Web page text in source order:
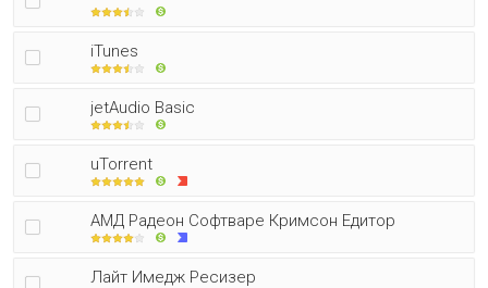
iTunes
jetAudio Basic
uTorrent
АМД Радеон Софтваре Кримсон Едитор
Лайт Имедж Ресизер